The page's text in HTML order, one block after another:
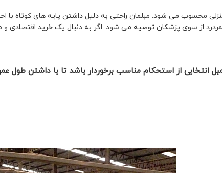
منزلی محسوب می شود. مبلمان راحتی به دلیل داشتن پایه های
از سوی پزشکان توصیه می شود. اگر به دنبال یک خرید اقتصادی و
انتخابی از استحکام مناسب برخوردار باشد تا با داشتن طول